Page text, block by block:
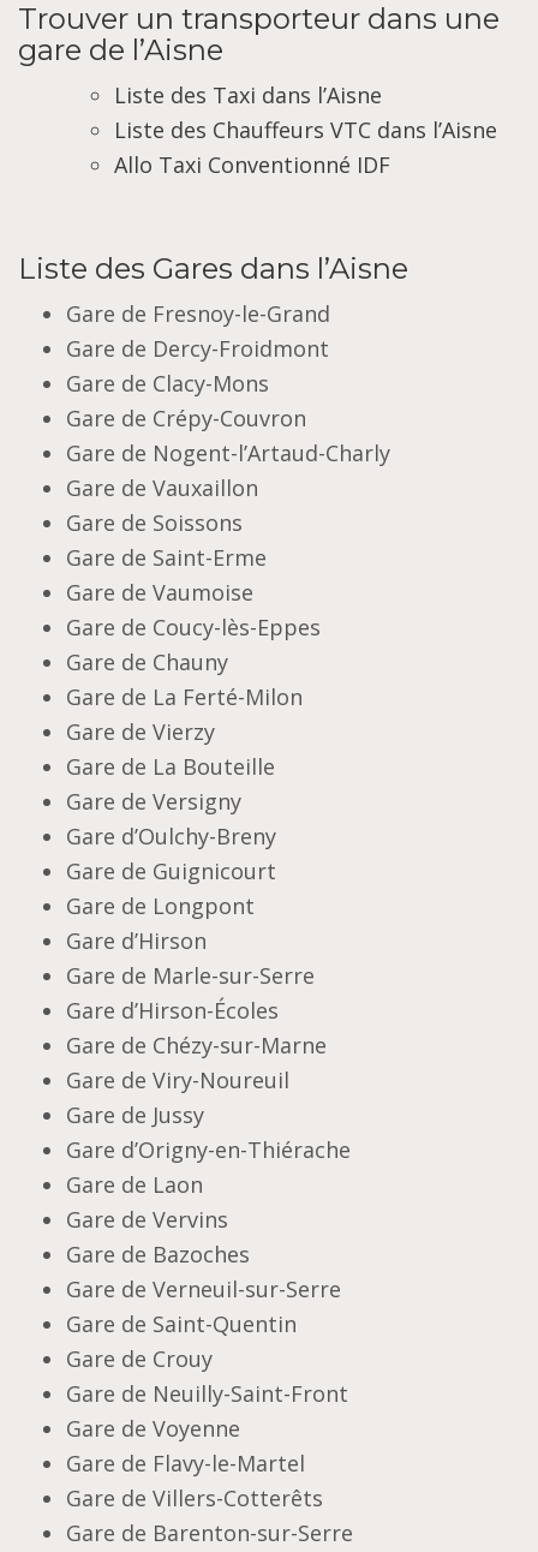
Trouver un transporteur dans une
gare de l’Aisne
Liste des Taxi dans l’Aisne
Liste des Chauffeurs VTC dans l’Aisne
Allo Taxi Conventionné IDF
Liste des Gares dans l’Aisne
Gare de Fresnoy-le-Grand
Gare de Dercy-Froidmont
Gare de Clacy-Mons
Gare de Crépy-Couvron
Gare de Nogent-l’Artaud-Charly
Gare de Vauxaillon
Gare de Soissons
Gare de Saint-Erme
Gare de Vaumoise
Gare de Coucy-lès-Eppes
Gare de Chauny
Gare de La Ferté-Milon
Gare de Vierzy
Gare de La Bouteille
Gare de Versigny
Gare d’Oulchy-Breny
Gare de Guignicourt
Gare de Longpont
Gare d’Hirson
Gare de Marle-sur-Serre
Gare d’Hirson-Écoles
Gare de Chézy-sur-Marne
Gare de Viry-Noureuil
Gare de Jussy
Gare d’Origny-en-Thiérache
Gare de Laon
Gare de Vervins
Gare de Bazoches
Gare de Verneuil-sur-Serre
Gare de Saint-Quentin
Gare de Crouy
Gare de Neuilly-Saint-Front
Gare de Voyenne
Gare de Flavy-le-Martel
Gare de Villers-Cotterêts
Gare de Barenton-sur-Serre